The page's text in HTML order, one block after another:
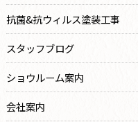
抗菌&抗ウィルス塗装工事
スタッフブログ
ショウルーム案内
会社案内